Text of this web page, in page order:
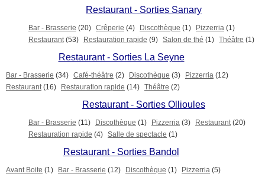
Restaurant - Sorties Sanary
Bar - Brasserie (20) Crêperie (4) Discothèque (1) Pizzerria (1)
Restaurant (53) Restauration rapide (9) Salon de thé (1) Théâtre (1)
Restaurant - Sorties La Seyne
Bar - Brasserie (34) Café-théâtre (2) Discothèque (3) Pizzerria (12)
Restaurant (16) Restauration rapide (14) Théâtre (2)
Restaurant - Sorties Ollioules
Bar - Brasserie (11) Discothèque (1) Pizzerria (3) Restaurant (20)
Restauration rapide (4) Salle de spectacle (1)
Restaurant - Sorties Bandol
Avant Boite (1) Bar - Brasserie (12) Discothèque (1) Pizzerria (5)